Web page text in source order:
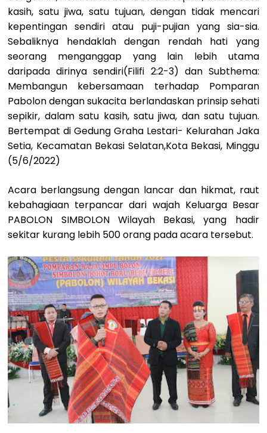
kasih, satu jiwa, satu tujuan, dengan tidak mencari
kepentingan sendiri atau puji-pujian yang sia-sia.
Sebaliknya hendaklah dengan rendah hati yang
seorang menganggap yang lain lebih utama
daripada dirinya sendiri(Filifi 2:2-3) dan Subthema:
Membangun kebersamaan terhadap Pomparan
Pabolon dengan sukacita berlandaskan prinsip sehati
sepikir, dalam satu kasih, satu jiwa, dan satu tujuan.
Bertempat di Gedung Graha Lestari- Kelurahan Jaka
Setia, Kecamatan Bekasi Selatan,Kota Bekasi, Minggu
(5/6/2022)
Acara berlangsung dengan lancar dan hikmat, raut
kebahagiaan terpancar dari wajah Keluarga Besar
PABOLON SIMBOLON Wilayah Bekasi, yang hadir
sekitar kurang lebih 500 orang pada acara tersebut.